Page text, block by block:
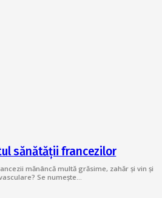
sănătății francezilor
mănâncă multă grăsime, zahăr și vin și
Se numește…